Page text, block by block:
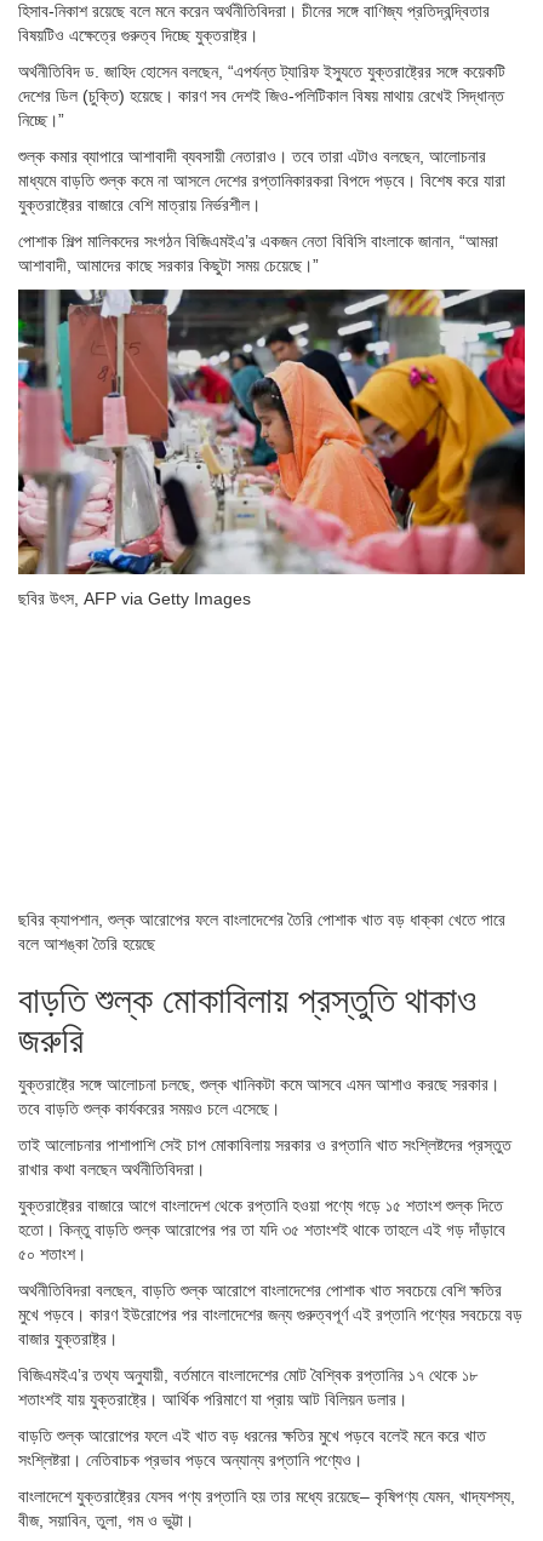
হিসাব-নিকাশ রয়েছে বলে মনে করেন অর্থনীতিবিদরা। চীনের সঙ্গে বাণিজ্য প্রতিদ্বন্দ্বিতার
বিষয়টিও এক্ষেত্রে গুরুত্ব দিচ্ছে যুক্তরাষ্ট্র।
অর্থনীতিবিদ ড. জাহিদ হোসেন বলছেন, “এপর্যন্ত ট্যারিফ ইস্যুতে যুক্তরাষ্ট্রের সঙ্গে কয়েকটি
দেশের ডিল (চুক্তি) হয়েছে। কারণ সব দেশই জিও-পলিটিকাল বিষয় মাথায় রেখেই সিদ্ধান্ত
নিচ্ছে।”
শুল্ক কমার ব্যাপারে আশাবাদী ব্যবসায়ী নেতারাও। তবে তারা এটাও বলছেন, আলোচনার
মাধ্যমে বাড়তি শুল্ক কমে না আসলে দেশের রপ্তানিকারকরা বিপদে পড়বে। বিশেষ করে যারা
যুক্তরাষ্ট্রের বাজারে বেশি মাত্রায় নির্ভরশীল।
পোশাক শিল্প মালিকদের সংগঠন বিজিএমইএ’র একজন নেতা বিবিসি বাংলাকে জানান, “আমরা
আশাবাদী, আমাদের কাছে সরকার কিছুটা সময় চেয়েছে।”
ছবির উৎস, AFP via Getty Images
ছবির ক্যাপশান, শুল্ক আরোপের ফলে বাংলাদেশের তৈরি পোশাক খাত বড় ধাক্কা খেতে পারে
বলে আশঙ্কা তৈরি হয়েছে
বাড়তি শুল্ক মোকাবিলায় প্রস্তুতি থাকাও
জরুরি
যুক্তরাষ্ট্রে সঙ্গে আলোচনা চলছে, শুল্ক খানিকটা কমে আসবে এমন আশাও করছে সরকার।
তবে বাড়তি শুল্ক কার্যকরের সময়ও চলে এসেছে।
তাই আলোচনার পাশাপাশি সেই চাপ মোকাবিলায় সরকার ও রপ্তানি খাত সংশ্লিষ্টদের প্রস্তুত
রাখার কথা বলছেন অর্থনীতিবিদরা।
যুক্তরাষ্ট্রের বাজারে আগে বাংলাদেশ থেকে রপ্তানি হওয়া পণ্যে গড়ে ১৫ শতাংশ শুল্ক দিতে
হতো। কিন্তু বাড়তি শুল্ক আরোপের পর তা যদি ৩৫ শতাংশই থাকে তাহলে এই গড় দাঁড়াবে
৫০ শতাংশ।
অর্থনীতিবিদরা বলছেন, বাড়তি শুল্ক আরোপে বাংলাদেশের পোশাক খাত সবচেয়ে বেশি ক্ষতির
মুখে পড়বে। কারণ ইউরোপের পর বাংলাদেশের জন্য গুরুত্বপূর্ণ এই রপ্তানি পণ্যের সবচেয়ে বড়
বাজার যুক্তরাষ্ট্র।
বিজিএমইএ’র তথ্য অনুযায়ী, বর্তমানে বাংলাদেশের মোট বৈশ্বিক রপ্তানির ১৭ থেকে ১৮
শতাংশই যায় যুক্তরাষ্ট্রে। আর্থিক পরিমাণে যা প্রায় আট বিলিয়ন ডলার।
বাড়তি শুল্ক আরোপের ফলে এই খাত বড় ধরনের ক্ষতির মুখে পড়বে বলেই মনে করে খাত
সংশ্লিষ্টরা। নেতিবাচক প্রভাব পড়বে অন্যান্য রপ্তানি পণ্যেও।
বাংলাদেশে যুক্তরাষ্ট্রের যেসব পণ্য রপ্তানি হয় তার মধ্যে রয়েছে– কৃষিপণ্য যেমন, খাদ্যশস্য,
বীজ, সয়াবিন, তুলা, গম ও ভুট্টা।